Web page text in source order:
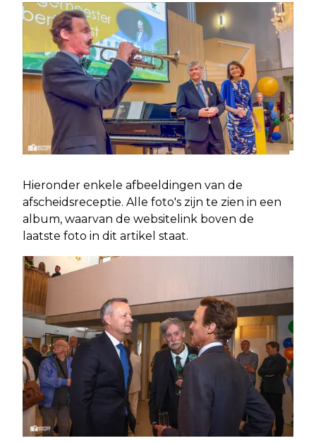
Hieronder enkele afbeeldingen van de
afscheidsreceptie. Alle foto's zijn te zien in een
album, waarvan de websitelink boven de
laatste foto in dit artikel staat.